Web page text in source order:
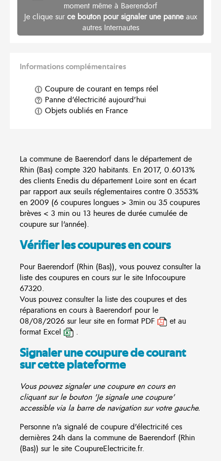
moment même à Baerendorf
Je clique sur ce bouton pour signaler une panneaux
autres Internautes
Informations complémentaires
Coupure de courant en temps réel
Panne d'électricité aujourd'hui
Objets oubliés en France
La commune de Baerendorf dans le département de
Rhin (Bas) compte 320 habitants. En 2017, 0.6013%
des clients Enedis du département Loire sont en écart
par rapport aux seuils réglementaires contre 0.3553%
en 2009 (6 coupures longues > 3min ou 35 coupures
brèves < 3 min ou 13 heures de durée cumulée de
coupure sur l'année).
Vérifier les coupures en cours
Pour Baerendorf (Rhin (Bas)), vous pouvez consulter la
liste des coupures en cours sur le site Infocoupure
67320.
Vous pouvez consulter la liste des coupures et des
réparations en cours à Baerendorf pour le
08/08/2026 sur leur site en format PDF
et au
format Excel
.
Signaler une coupure de courant
sur cette plateforme
Vous pouvez signaler une coupure en cours en
cliquant sur le bouton 'Je signale une coupure'
accessible via la barre de navigation sur votre gauche.
Personne n'a signalé de coupure d'électricité ces
dernières 24h dans la commune de Baerendorf (Rhin
(Bas)) sur le site CoupureElectricite.fr.